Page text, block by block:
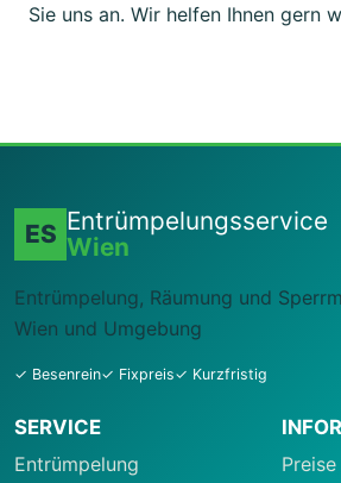
Sie uns an. Wir helfen Ihnen gern
ES Entrümpelungsservice
Wien
Entrümpelung, Räumung und
Wien und Umgebung
✓ Besenrein✓ Fixpreis✓ Kurzfristig
SERVICE
Entrümpelung
Preise